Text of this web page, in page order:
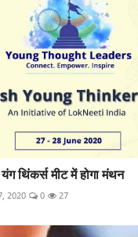
थिंकर्स मीट में होगा मंथन
2020 0 27